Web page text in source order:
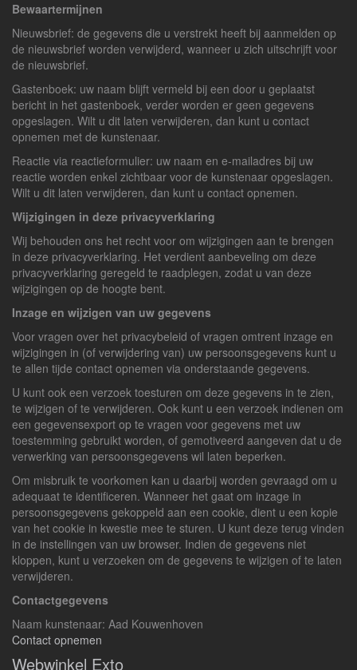
Bewaartermijnen
Nieuwsbrief: de gegevens die u verstrekt heeft bij aanmelden op
de nieuwsbrief worden verwijderd, wanneer u zich uitschrijft voor
de nieuwsbrief.
Gastenboek: uw naam blijft vermeld bij een door u geplaatst
bericht in het gastenboek, verder worden er geen gegevens
opgeslagen. Wilt u dit laten verwijderen, dan kunt u contact
opnemen met de kunstenaar.
Reactie via reactieformulier: uw naam en e-mailadres bij uw
reactie worden enkel zichtbaar voor de kunstenaar opgeslagen.
Wilt u dit laten verwijderen, dan kunt u contact opnemen.
Wijzigingen in deze privacyverklaring
Wij behouden ons het recht voor om wijzigingen aan te brengen
in deze privacyverklaring. Het verdient aanbeveling om deze
privacyverklaring geregeld te raadplegen, zodat u van deze
wijzigingen op de hoogte bent.
Inzage en wijzigen van uw gegevens
Voor vragen over het privacybeleid of vragen omtrent inzage en
wijzigingen in (of verwijdering van) uw persoonsgegevens kunt u
te allen tijde contact opnemen via onderstaande gegevens.
U kunt ook een verzoek toesturen om deze gegevens in te zien,
te wijzigen of te verwijderen. Ook kunt u een verzoek indienen om
een gegevensexport op te vragen voor gegevens met uw
toestemming gebruikt worden, of gemotiveerd aangeven dat u de
verwerking van persoonsgegevens wil laten beperken.
Om misbruik te voorkomen kan u daarbij worden gevraagd om u
adequaat te identificeren. Wanneer het gaat om inzage in
persoonsgegevens gekoppeld aan een cookie, dient u een kopie
van het cookie in kwestie mee te sturen. U kunt deze terug vinden
in de instellingen van uw browser. Indien de gegevens niet
kloppen, kunt u verzoeken om de gegevens te wijzigen of te laten
verwijderen.
Contactgegevens
Naam kunstenaar: Aad Kouwenhoven
Contact opnemen
Webwinkel Exto